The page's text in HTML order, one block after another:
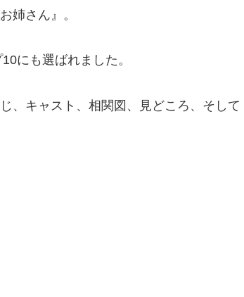
姉さん』。
にも選ばれました。
、キャスト、相関図、見どころ、そして